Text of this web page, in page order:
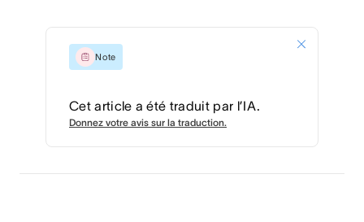
Note
Cet article a été traduit par l’IA.
Donnez votre avis sur la traduction.